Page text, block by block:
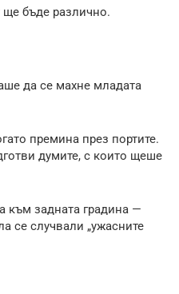
бъде различно.
да се махне младата
премина през портите.
думите, с които щеше
към задната градина —
се случвали „ужасните